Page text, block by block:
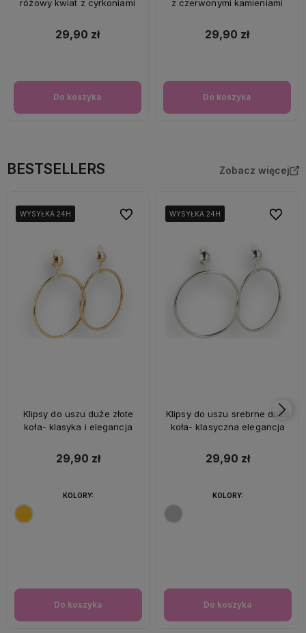
różowy kwiat z cyrkoniami
29,90 zł
Do koszyka
z czerwonymi kamieniami
29,90 zł
Do koszyka
BESTSELLERS Zobacz więcej
WYSYŁKA 24H
WYSYŁKA 24H
WYSYŁKA 24H
Klipsy do uszu duże złote
koła- klasyka i elegancja
29,90 zł
Do koszyka
KOLORY:
Do ulubionychWYSYŁKA 24H
WYSYŁKA 24H
WYSYŁKA 24H
Klipsy do uszu srebrne duże
koła- klasyczna elegancja
29,90 zł
Do koszyka
KOLORY:
Do